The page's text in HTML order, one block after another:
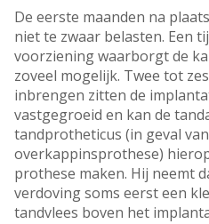
De eerste maanden na
niet te zwaar belasten. Een
voorziening waarborgt de
zoveel mogelijk. Twee tot
inbrengen zitten de
vastgegroeid en kan de
tandprotheticus (in geval
overkappinsprothese)
prothese maken. Hij neemt
verdoving soms eerst een
tandvlees boven het